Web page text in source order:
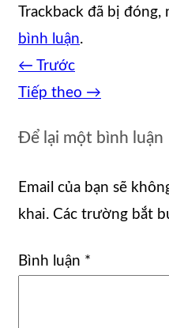
Trackback đã bị
bình luận.
← Trước
Tiếp theo →
Để lại một bình luận
Email của bạn sẽ
khai. Các trường bắt
Bình luận *